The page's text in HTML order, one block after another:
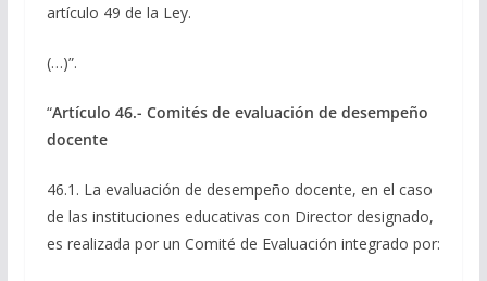
artículo 49 de la Ley.
(…)”.
“Artículo 46.- Comités de evaluación de desempeño
docente
46.1. La evaluación de desempeño docente, en el caso
de las instituciones educativas con Director designado,
es realizada por un Comité de Evaluación integrado por: